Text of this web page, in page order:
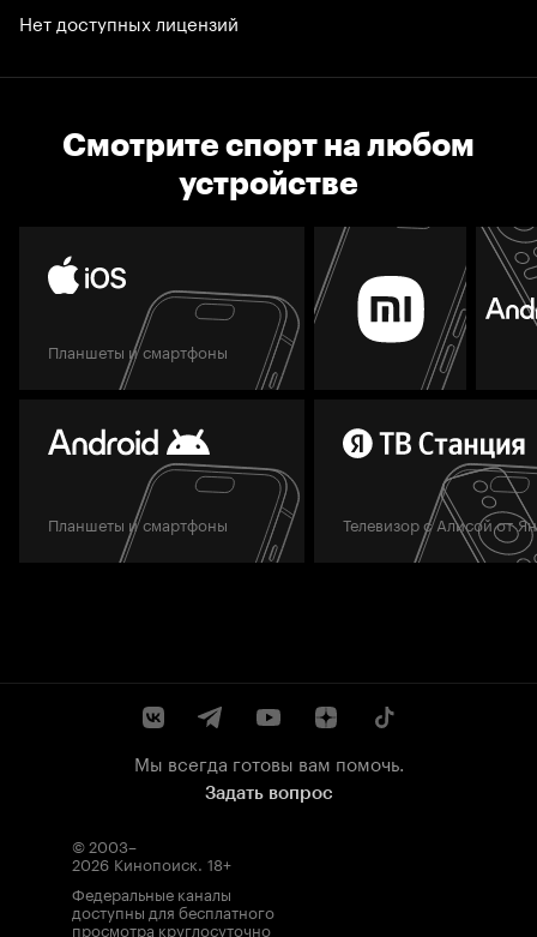
Нет доступных лицензий
Смотрите спорт на любом
устройстве
Планшеты и смартфоны
Планшеты и смартфоны Телевизор с Алисой от
Мы всегда готовы вам помочь.
Задать вопрос
© 2003–
2026 Кинопоиск. 18+
Федеральные каналы
доступны для бесплатного
просмотра круглосуточно